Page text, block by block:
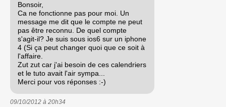
Bonsoir,
Ca ne fonctionne pas pour moi. Un
message me dit que le compte ne peut
pas être reconnu. De quel compte
s'agit-il? Je suis sous ios6 sur un iphone
4 (Si ça peut changer quoi que ce soit à
l'affaire.
Zut zut car j'ai besoin de ces calendriers
et le tuto avait l'air sympa...
Merci pour vos réponses :-)
09/10/2012 à 20h34